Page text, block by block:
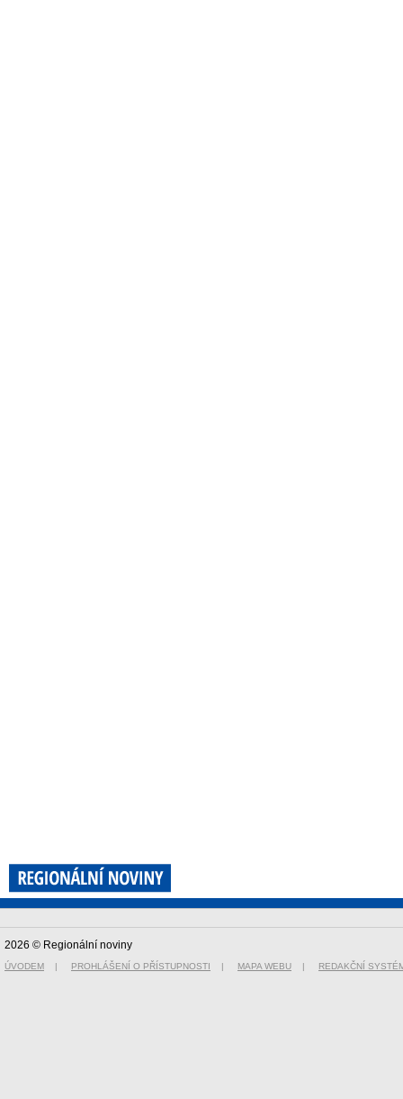
2026 © Regionální noviny
ÚVODEM | PROHLÁŠENÍ O PŘÍSTUPNOSTI | MAPA WEBU | REDAKČNÍ